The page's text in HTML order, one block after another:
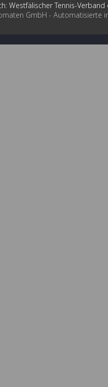
Westfälischer Tennis-Verband
GmbH - Automatisierte